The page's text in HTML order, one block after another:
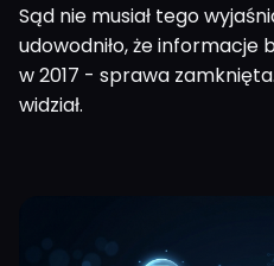
Sąd nie musiał tego
udowodniło, że informacje
w 2017 - sprawa
widział.